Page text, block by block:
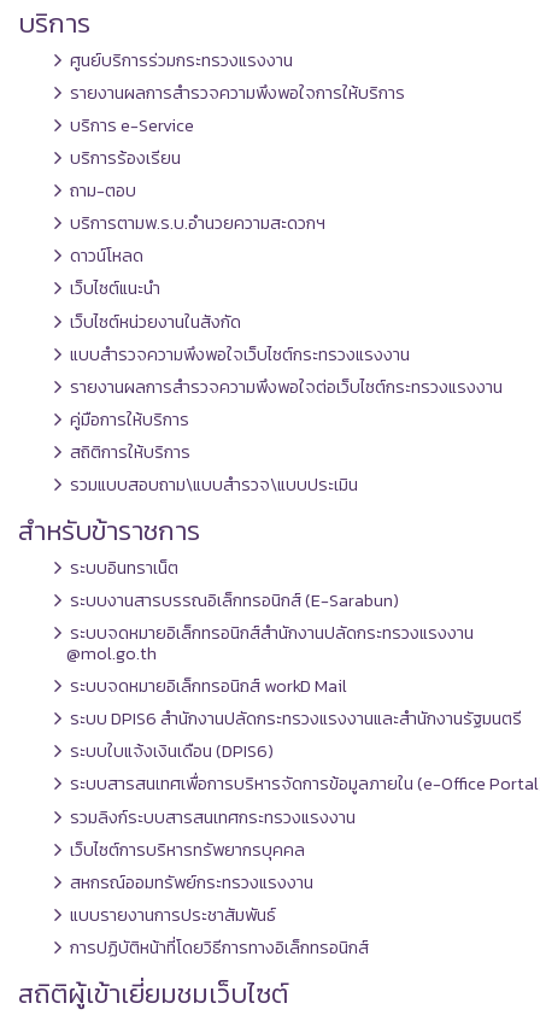
บริการ
ศูนย์บริการร่วมกระทรวงแรงงาน
รายงานผลการสำรวจความพึงพอใจการให้บริการ
บริการ e-Service
บริการร้องเรียน
ถาม-ตอบ
บริการตามพ.ร.บ.อำนวยความสะดวกฯ
ดาวน์โหลด
เว็บไซต์แนะนำ
เว็บไซต์หน่วยงานในสังกัด
แบบสำรวจความพึงพอใจเว็บไซต์กระทรวงแรงงาน
รายงานผลการสำรวจความพึงพอใจต่อเว็บไซต์กระทรวงแรงงาน
คู่มือการให้บริการ
สถิติการให้บริการ
รวมแบบสอบถาม\แบบสำรวจ\แบบประเมิน
สำหรับข้าราชการ
ระบบอินทราเน็ต
ระบบงานสารบรรณอิเล็กทรอนิกส์ (E-Sarabun)
ระบบจดหมายอิเล็กทรอนิกส์สำนักงานปลัดกระทรวงแรงงาน
@mol.go.th
ระบบจดหมายอิเล็กทรอนิกส์ workD Mail
ระบบ DPIS6 สำนักงานปลัดกระทรวงแรงงานและสำนักงานรัฐมนตรี
ระบบใบแจ้งเงินเดือน (DPIS6)
ระบบสารสนเทศเพื่อการบริหารจัดการข้อมูลภายใน (e-Office
รวมลิงก์ระบบสารสนเทศกระทรวงแรงงาน
เว็บไซต์การบริหารทรัพยากรบุคคล
สหกรณ์ออมทรัพย์กระทรวงแรงงาน
แบบรายงานการประชาสัมพันธ์
การปฏิบัติหน้าที่โดยวิธีการทางอิเล็กทรอนิกส์
สถิติผู้เข้าเยี่ยมชมเว็บไซต์